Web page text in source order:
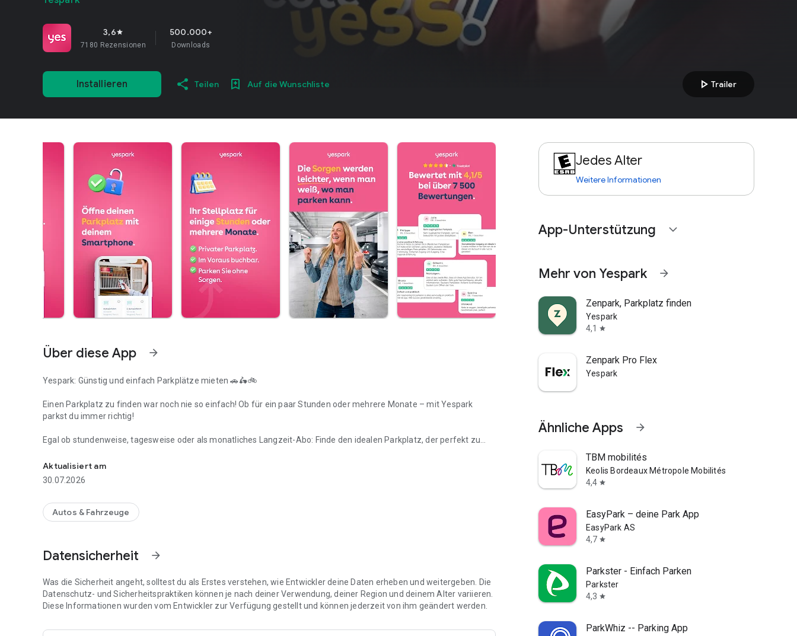
3,6star
7180 Rezensionen
500.000+
Downloads
Installieren Teilen Auf die Wunschliste play_arrow Trailer
Über diese App arrow_forward
Yespark: Günstig und einfach Parkplätze mieten 🚗🛵🚲
Einen Parkplatz zu finden war noch nie so einfach! Ob für ein paar Stunden oder mehrere Monate – mit Yespark
parkst du immer richtig!
Egal ob stundenweise, tagesweise oder als monatliches Langzeit-Abo: Finde den idealen Parkplatz, der perfekt zu
Warum die Yespark-App wählen?
aber auch in Italien und Spanien.
und ohne zusätzliche Gebühren.
⚡ Yespark ReCharge: Miete einen Parkplatz mit einer eigenen, dedizierten Ladestation für dein E-Auto.
🎁 2 Tage kostenlos testen: Teste deinen Parkplatz bei unseren Monatsabos völlig unverbindlich und ohne einen Cent
Aktualisiert am
30.07.2026
Autos & Fahrzeuge
Datensicherheit arrow_forward
Was die Sicherheit angeht, solltest du als Erstes verstehen, wie Entwickler deine Daten erheben und weitergeben. Die
Datenschutz- und Sicherheitspraktiken können je nach deiner Verwendung, deiner Region und deinem Alter variieren.
Diese Informationen wurden vom Entwickler zur Verfügung gestellt und können jederzeit von ihm geändert werden.
Jedes Alter
Weitere Informationen
App-Unterstützung expand_more
Mehr von Yespark arrow_forward
Zenpark, Parkplatz finden
Yespark
4,1
star
Zenpark Pro Flex
Yespark
Ähnliche Apps arrow_forward
TBM mobilités
Keolis Bordeaux Métropole Mobilités
4,4 star
EasyPark – deine Park App
EasyPark AS
4,7 star
Parkster - Einfach Parken
Parkster
4,3 star
ParkWhiz -- Parking App